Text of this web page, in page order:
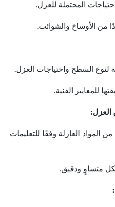
المحتملة للعزل.
من الأوساخ والشوائب.
لنوع السطح واحتياجات العزل.
للمعايير الفنية.
العزل:
المواد العازلة وفقًا للتعليمات
متساوٍ ودقيق.